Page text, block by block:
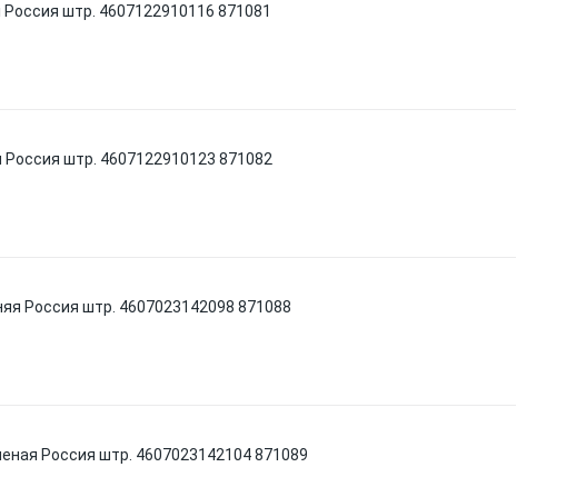
штр. 4607122910116 871081
штр. 4607122910123 871082
Россия штр. 4607023142098 871088
Россия штр. 4607023142104 871089